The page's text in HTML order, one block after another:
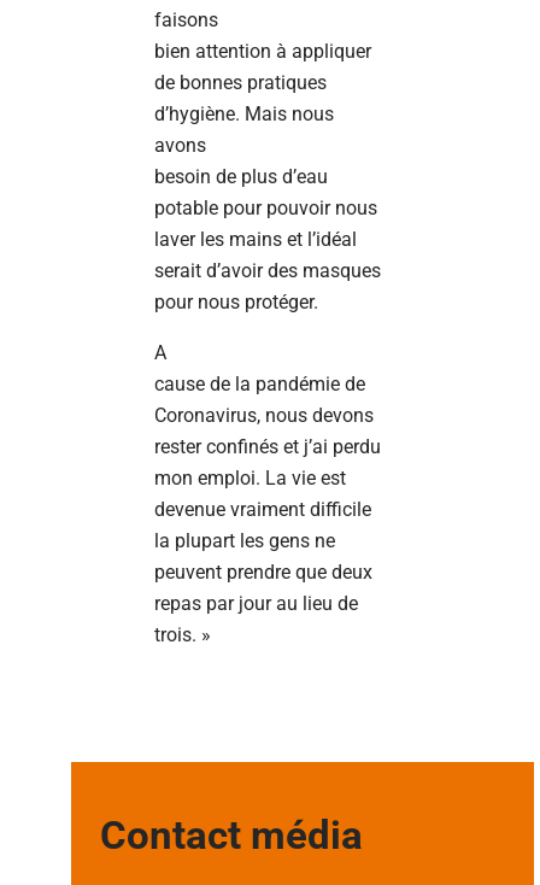
faisons
bien attention à appliquer
de bonnes pratiques
d’hygiène. Mais nous
avons
besoin de plus d’eau
potable pour pouvoir nous
laver les mains et l’idéal
serait d’avoir des masques
pour nous protéger.
A
cause de la pandémie de
Coronavirus, nous devons
rester confinés et j’ai perdu
mon emploi. La vie est
devenue vraiment difficile
la plupart les gens ne
peuvent prendre que deux
repas par jour au lieu de
trois. »
Contact média